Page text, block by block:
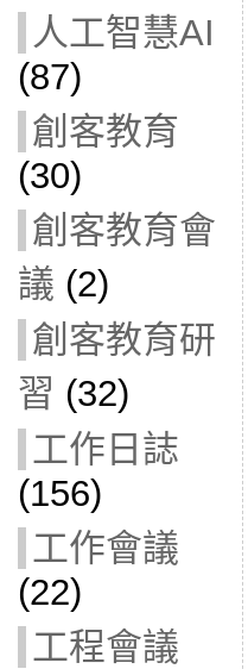
人工智慧AI
(87)
創客教育
(30)
創客教育會
議 (2)
創客教育研
習 (32)
工作日誌
(156)
工作會議
(22)
工程會議